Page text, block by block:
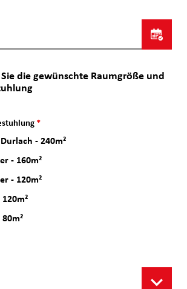
die gewünschte Raumgröße und
*
- 240m²
- 160m²
- 120m²